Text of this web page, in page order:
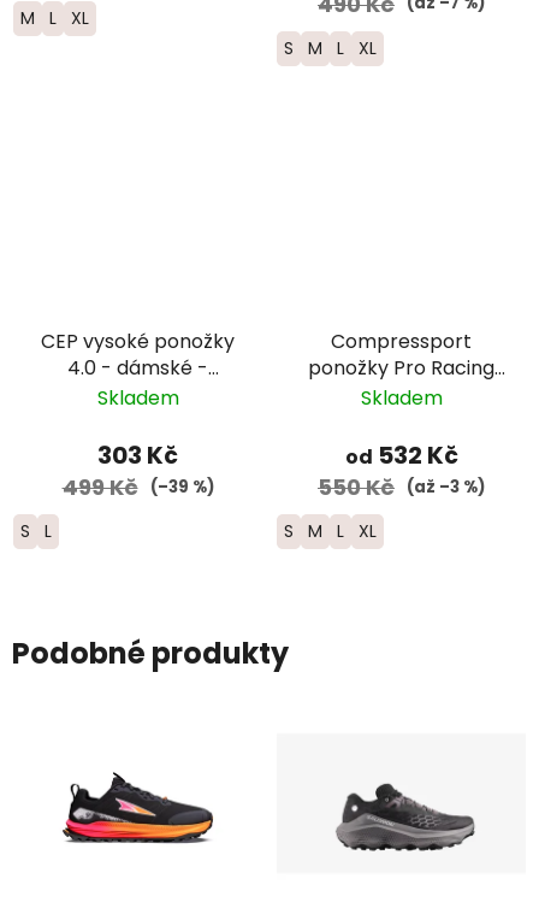
M L XL
S M L XL
CEP vysoké ponožky
4.0 - dámské -
olivová/černá
Skladem
303 Kč
499 Kč (–39 %)
S L
Compressport
ponožky Pro Racing
Trail v4.0 - UTMB 2026
Skladem
od 532 Kč
550 Kč (až –3 %)
S M L XL
Podobné produkty